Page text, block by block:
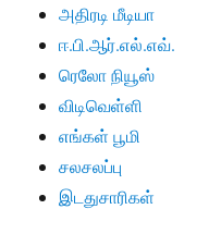
அதிரடி மீடியா
ஈ.பி.ஆர்.எல்.எவ்.
ரெலோ நியூஸ்
விடிவெள்ளி
எங்கள் பூமி
சலசலப்பு
இடதுசாரிகள்